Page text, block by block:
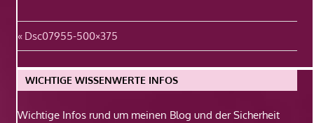
Beitragsnavigation
Vorheriger
Beitrag:
Dsc07955-500×375
WICHTIGE WISSENWERTE INFOS
Wichtige Infos rund um meinen Blog und der Sicherheit